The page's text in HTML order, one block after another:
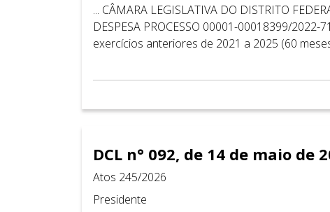
... CÂMARA LEGISLATIVA DO DISTRITO
DESPESA PROCESSO 00001-00018399/
exercícios anteriores de 2021 a 2025 (60
DCL n° 092, de 14 de maio de
Atos 245/2026
Presidente